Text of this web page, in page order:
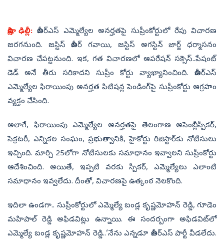
సాక్షి, ఢిల్లీ: బీఆర్‌ఎస్‌ ఎమ్మెల్యేల అనర్హతపై సుప్రీంకోర్టులో రేపు విచారణ
జరగనుంది. జస్టిస్ బీఆర్ గవాయి, జస్టిస్ అగస్టిన్ జార్జ్ ధర్మాసనం
విచారణ చేపట్టనుంది. ఇక, గత విచారణలో ఆపరేషన్ సక్సెస్..పేషంట్
డెడ్ అనే తీరు సరికాదని సుప్రీం కోర్టు వ్యాఖ్యానించింది. బీఆర్ఎస్
ఎమ్మెల్యేల ఫిరాయింపు అనర్హత పిటిషన్ల పెండింగ్‌పై సుప్రీంకోర్టు ఆగ్రహం
వ్యక్తం చేసింది.
అలాగే, ఫిరాయింపు ఎమ్మెల్యేల అనర్హతపై తెలంగాణ అసెంబ్లీ స్పీకర్,
సెక్రటరీ, ఎన్నికల సంఘం, ప్రభుత్వానికి, హైకోర్టు రిజిస్టార్‌కు నోటీసులు
ఇచ్చింది. మార్చి 25లోగా నోటీసులకు సమాధానం ఇవ్వాలని సుప్రీంకోర్టు
ఆదేశించింది. అయితే, ఇప్పటి వరకు స్పీకర్‌, ఎమ్మెల్యేలు ఎలాంటి
సమాధానం ఇవ్వలేదు. దీంతో, విచారణపై ఉత్కంఠ నెలకొంది.
ఇదిలా ఉండగా.. సుప్రీంకోర్టులో ఎమ్మెల్యే బండ్ల కృష్ణ‌మోహ‌న్ రెడ్డి, గూడెం
మ‌హిపాల్ రెడ్డి అఫిడ‌విట్లు ఉన్నాయి. ఈ సందర్బంగా అఫిడ‌విట్‌లో
ఎమ్మెల్యే బండ్ల కృష్ణ‌మోహ‌న్ రెడ్డి..‘నేను ఎన్న‌డూ బీఆర్‌ఎస్‌ పార్టీ వీడ‌లేదు.